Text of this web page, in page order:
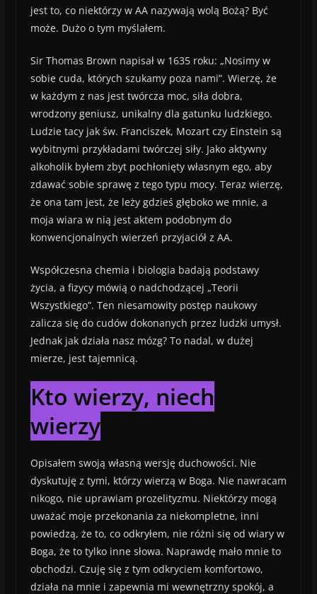
jest to, co niektórzy w AA nazywają wolą Bożą? Być
może. Dużo o tym myślałem.
Sir Thomas Brown napisał w 1635 roku: „Nosimy w
sobie cuda, których szukamy poza nami”. Wierzę, że
w każdym z nas jest twórcza moc, siła dobra,
wrodzony geniusz, unikalny dla gatunku ludzkiego.
Ludzie tacy jak św. Franciszek, Mozart czy Einstein są
wybitnymi przykładami twórczej siły. Jako aktywny
alkoholik byłem zbyt pochłonięty własnym ego, aby
zdawać sobie sprawę z tego typu mocy. Teraz wierzę,
że ona tam jest, że leży gdzieś głęboko we mnie, a
moja wiara w nią jest aktem podobnym do
konwencjonalnych wierzeń przyjaciół z AA.
Współczesna chemia i biologia badają podstawy
życia, a fizycy mówią o nadchodzącej „Teorii
Wszystkiego”. Ten niesamowity postęp naukowy
zalicza się do cudów dokonanych przez ludzki umysł.
Jednak jak działa nasz mózg? To nadal, w dużej
mierze, jest tajemnicą.
Kto wierzy, niech
wierzy
Opisałem swoją własną wersję duchowości. Nie
dyskutuję z tymi, którzy wierzą w Boga. Nie nawracam
nikogo, nie uprawiam prozelityzmu. Niektórzy mogą
uważać moje przekonania za niekompletne, inni
powiedzą, że to, co odkryłem, nie różni się od wiary w
Boga, że ​​to tylko inne słowa. Naprawdę mało mnie to
obchodzi. Czuję się z tym odkryciem komfortowo,
działa na mnie i zapewnia mi wewnętrzny spokój, a